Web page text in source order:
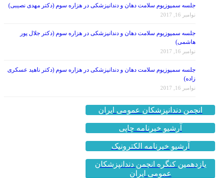
جلسه سمپوزیوم سلامت دهان و دندانپزشکی در هزاره سوم (دکتر مهدی نصیبی)
نوامبر 16, 2017
جلسه سمپوزیوم سلامت دهان و دندانپزشکی در هزاره سوم (دکتر جلال پور
هاشمی)
نوامبر 16, 2017
جلسه سمپوزیوم سلامت دهان و دندانپزشکی در هزاره سوم (دکتر ناهید عسکری
زاده)
نوامبر 16, 2017
انجمن دندانپزشکان عمومی ایران
آرشیو خبرنامه چاپی
آرشیو خبرنامه الکترونیک
یازدهمین کنگره انجمن دندانپزشکان
عمومی ایران